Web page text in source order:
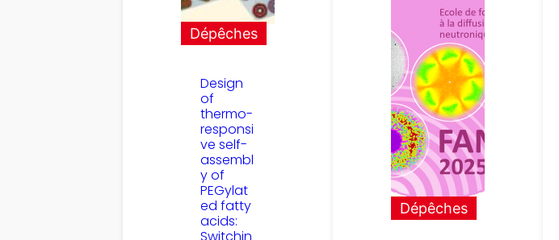
Dépêches
Design
of
thermo-
responsi
ve self-
assembl
y of
PEGylat
ed fatty
acids:
Switchin
Dépêches